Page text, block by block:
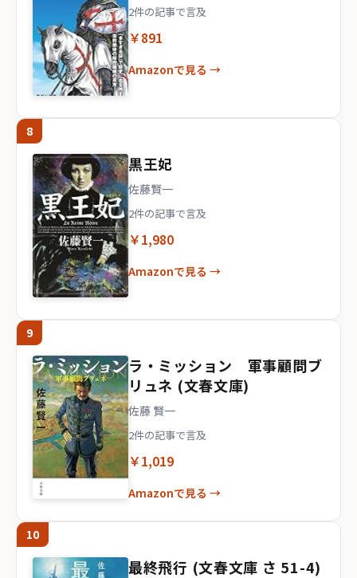
2件の記事で言及
￥891
Amazonで見る →
8
黒王妃
佐藤賢一
2件の記事で言及
￥1,980
Amazonで見る →
9
ラ・ミッション 軍事顧問ブ
リュネ (文春文庫)
佐藤 賢一
2件の記事で言及
￥1,019
Amazonで見る →
10
最終飛行 (文春文庫 さ 51-4)